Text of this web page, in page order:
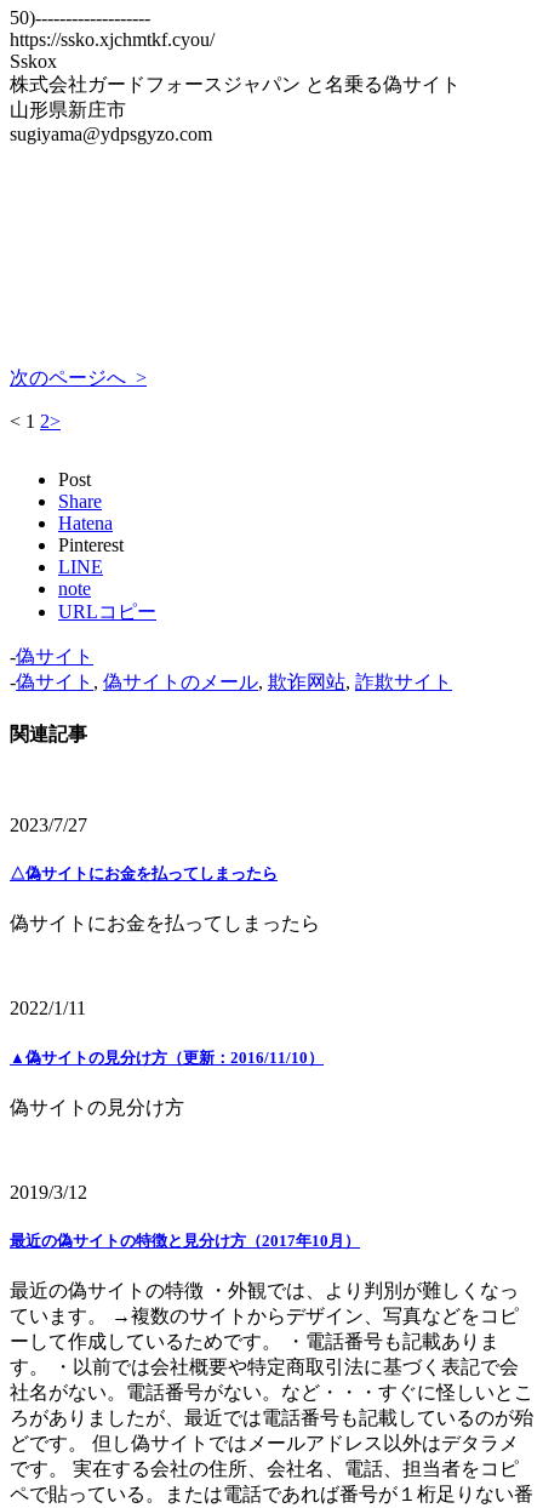
50)-------------------
https://ssko.xjchmtkf.cyou/
Sskox
株式会社ガードフォースジャパン と名乗る偽サイト
山形県新庄市
sugiyama@ydpsgyzo.com
次のページへ >
< 1 2>
Post
Share
Hatena
Pinterest
LINE
note
URLコピー
-偽サイト
-偽サイト , 偽サイトのメール, 欺诈网站, 詐欺サイト
関連記事
2023/7/27
△偽サイトにお金を払ってしまったら
偽サイトにお金を払ってしまったら
2022/1/11
▲偽サイトの見分け方（更新：2016/11/10）
偽サイトの見分け方
2019/3/12
最近の偽サイトの特徴と見分け方（2017年10月）
最近の偽サイトの特徴 ・外観では、より判別が難しくなっ
ています。 →複数のサイトからデザイン、写真などをコピ
ーして作成しているためです。 ・電話番号も記載ありま
す。 ・以前では会社概要や特定商取引法に基づく表記で会
社名がない。電話番号がない。など・・・すぐに怪しいとこ
ろがありましたが、最近では電話番号も記載しているのが殆
どです。 但し偽サイトではメールアドレス以外はデタラメ
です。 実在する会社の住所、会社名、電話、担当者をコピ
ペで貼っている。または電話であれば番号が１桁足りない番